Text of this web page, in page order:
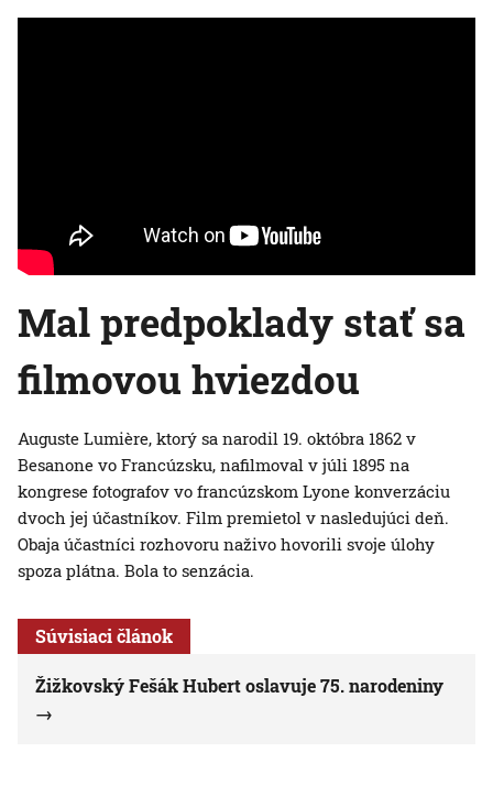
Mal predpoklady stať sa
filmovou hviezdou
Auguste Lumière, ktorý sa narodil 19. októbra 1862 v
Besanone vo Francúzsku, nafilmoval v júli 1895 na
kongrese fotografov vo francúzskom Lyone konverzáciu
dvoch jej účastníkov. Film premietol v nasledujúci deň.
Obaja účastníci rozhovoru naživo hovorili svoje úlohy
spoza plátna. Bola to senzácia.
Súvisiaci článok
Žižkovský Fešák Hubert oslavuje 75. narodeniny